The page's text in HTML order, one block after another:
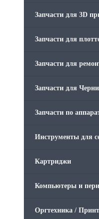
Запчасти для 3D
Запчасти для
Запчасти для
Запчасти для
Запчасти по
Инструменты для
Картриджи
Компьютеры и
Оргтехника /